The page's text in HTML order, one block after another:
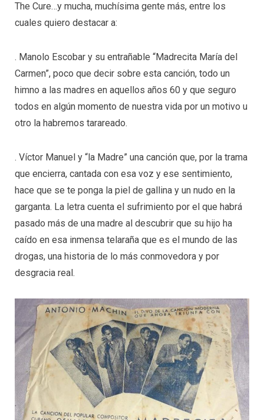
The Cure…y mucha, muchísima gente más, entre los
cuales quiero destacar a:
. Manolo Escobar y su entrañable “Madrecita María del
Carmen”, poco que decir sobre esta canción, todo un
himno a las madres en aquellos años 60 y que seguro
todos en algún momento de nuestra vida por un motivo u
otro la habremos tarareado.
. Víctor Manuel y “la Madre” una canción que, por la trama
que encierra, cantada con esa voz y ese sentimiento,
hace que se te ponga la piel de gallina y un nudo en la
garganta. La letra cuenta el sufrimiento por el que habrá
pasado más de una madre al descubrir que su hijo ha
caído en esa inmensa telaraña que es el mundo de las
drogas, una historia de lo más conmovedora y por
desgracia real.